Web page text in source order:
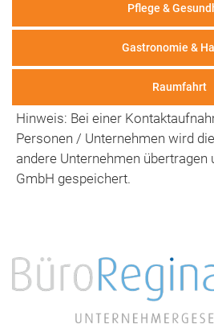
Pflege &
Gastronomie &
Raumfahrt
Hinweis: Bei einer
Personen / Unternehmen wird
andere Unternehmen übertragen
GmbH gespeichert.